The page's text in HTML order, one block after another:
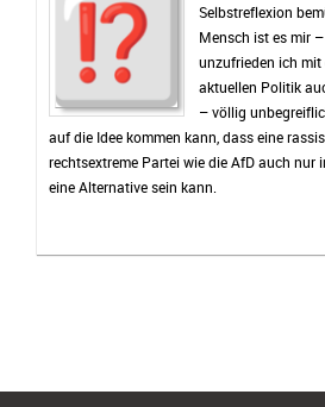
Selbstreflexion
Mensch ist es mir
unzufrieden ich mit
aktuellen Politik
– völlig
auf die Idee kommen kann, dass eine
rechtsextreme Partei wie die AfD auch nur
eine Alternative sein kann.